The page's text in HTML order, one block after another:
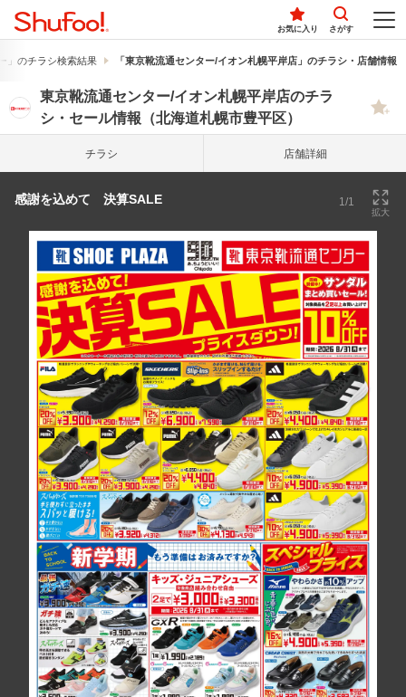
お気に入り さがす
」のチラシ検索結果 「東京靴流通センター/イオン札幌平岸店」のチラシ・店舗情報
東京靴流通センター/イオン札幌平岸店のチラ
シ・セール情報（北海道札幌市豊平区）
チラシ 店舗詳細
感謝を込めて 決算SALE 1/1
拡大